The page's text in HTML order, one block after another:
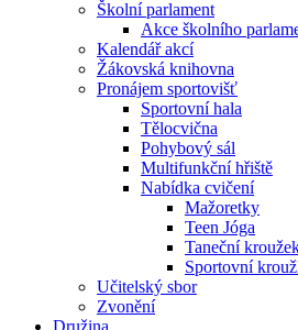
Školní parlament
Akce školního
Kalendář akcí
Žákovská knihovna
Pronájem sportovišť
Sportovní hala
Tělocvična
Pohybový sál
Multifunkční hřiště
Nabídka cvičení
Mažoretky
Teen Jóga
Taneční
Sportovní
Učitelský sbor
Zvonění
Družina